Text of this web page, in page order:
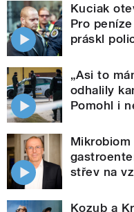
Kuciak
Pro
práskl
„Asi to
odhalily
Pomohl i
střev na
Kozub a